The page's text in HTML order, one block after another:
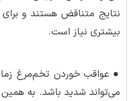
نتایج متناقض هستند و
بیشتری نیاز است.
● عواقب خوردن تخم‌مرغ
می‌تواند شدید باشد. به همین